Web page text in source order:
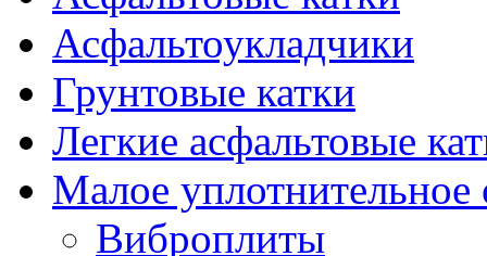
Асфальтоукладчики
Грунтовые катки
Легкие асфальтовые
Малое уплотнительное
Виброплиты